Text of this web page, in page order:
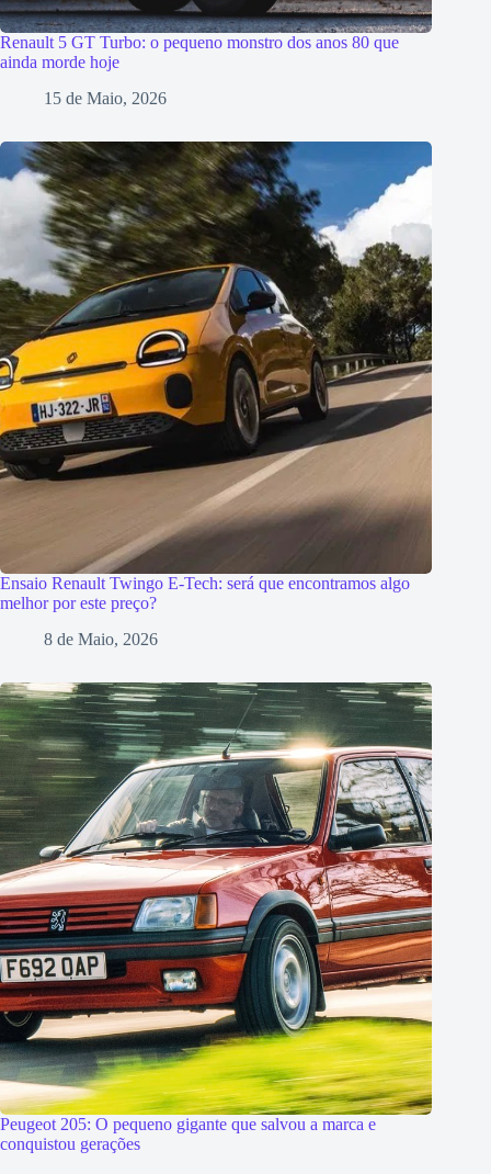
Renault 5 GT Turbo: o pequeno monstro dos anos 80 que
ainda morde hoje
15 de Maio, 2026
Ensaio Renault Twingo E-Tech: será que encontramos algo
melhor por este preço?
8 de Maio, 2026
Peugeot 205: O pequeno gigante que salvou a marca e
conquistou gerações